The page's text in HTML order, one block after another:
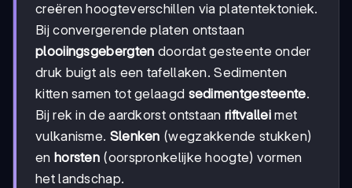
creëren hoogteverschillen via platentektoniek.
Bij convergerende platen ontstaan
plooiingsgebergten doordat gesteente onder
druk buigt als een tafellaken. Sedimenten
kitten samen tot gelaagd sedimentgesteente.
Bij rek in de aardkorst ontstaan riftvalleimet
vulkanisme. Slenken (wegzakkende stukken)
en horsten (oorspronkelijke hoogte) vormen
het landschap.